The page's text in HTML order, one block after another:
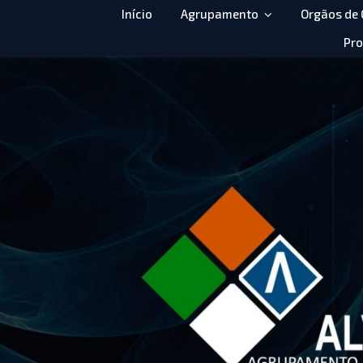
Início Agrupamento
Orgãos de